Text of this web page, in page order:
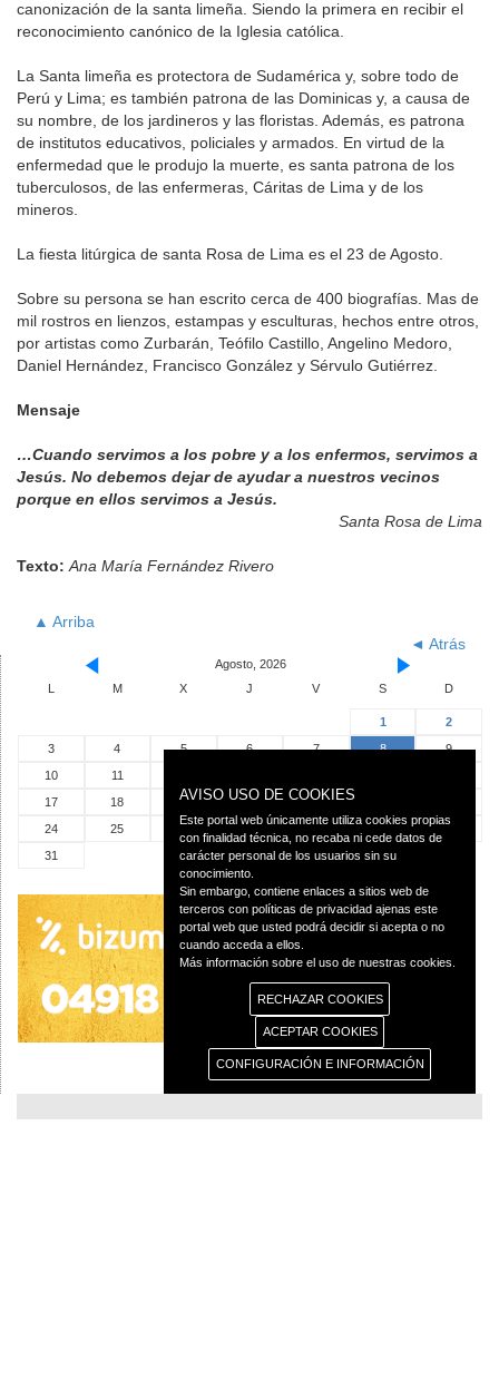
canonización de la santa limeña. Siendo la primera en recibir el
reconocimiento canónico de la Iglesia católica.
La Santa limeña es protectora de Sudamérica y, sobre todo de
Perú y Lima; es también patrona de las Dominicas y, a causa de
su nombre, de los jardineros y las floristas. Además, es patrona
de institutos educativos, policiales y armados. En virtud de la
enfermedad que le produjo la muerte, es santa patrona de los
tuberculosos, de las enfermeras, Cáritas de Lima y de los
mineros.
La fiesta litúrgica de santa Rosa de Lima es el 23 de Agosto.
Sobre su persona se han escrito cerca de 400 biografías. Mas de
mil rostros en lienzos, estampas y esculturas, hechos entre otros,
por artistas como Zurbarán, Teófilo Castillo, Angelino Medoro,
Daniel Hernández, Francisco González y Sérvulo Gutiérrez.
Mensaje
…Cuando servimos a los pobre y a los enfermos, servimos a
Jesús. No debemos dejar de ayudar a nuestros vecinos
porque en ellos servimos a Jesús.
Santa Rosa de Lima
Texto: Ana María Fernández Rivero
▲ Arriba
◄ Atrás
Agosto, 2026
L
M X J V S D
1
2
3
4 5 6 7 8
9
10
11
17
18 19 20 21
24
25 26 27 28 29
30
31
AVISO USO DE COOKIES
Este portal web únicamente utiliza cookies propias
con finalidad técnica, no recaba ni cede datos de
carácter personal de los usuarios sin su
conocimiento.
Sin embargo, contiene enlaces a sitios web de
terceros con políticas de privacidad ajenas este
portal web que usted podrá decidir si acepta o no
cuando acceda a ellos.
Más información sobre el uso de nuestras cookies.
RECHAZAR COOKIES
ACEPTAR COOKIES
CONFIGURACIÓN E INFORMACIÓN